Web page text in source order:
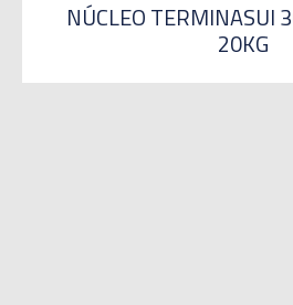
NÚCLEO TERMINASUI
20KG